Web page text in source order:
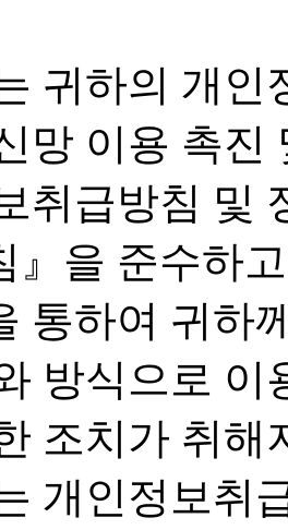
귀하의 개인
망 이용 촉
취급방침 및
』을 준수하
통하여 귀하
방식으로 이
조치가 취해
개인정보취